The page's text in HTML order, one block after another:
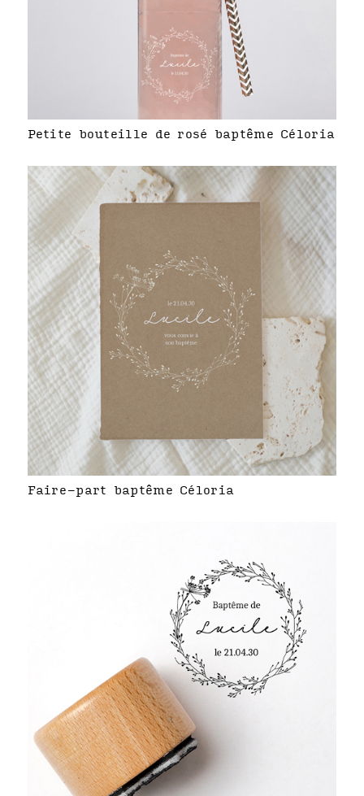
Petite bouteille de rosé baptême Céloria
Faire-part baptême Céloria